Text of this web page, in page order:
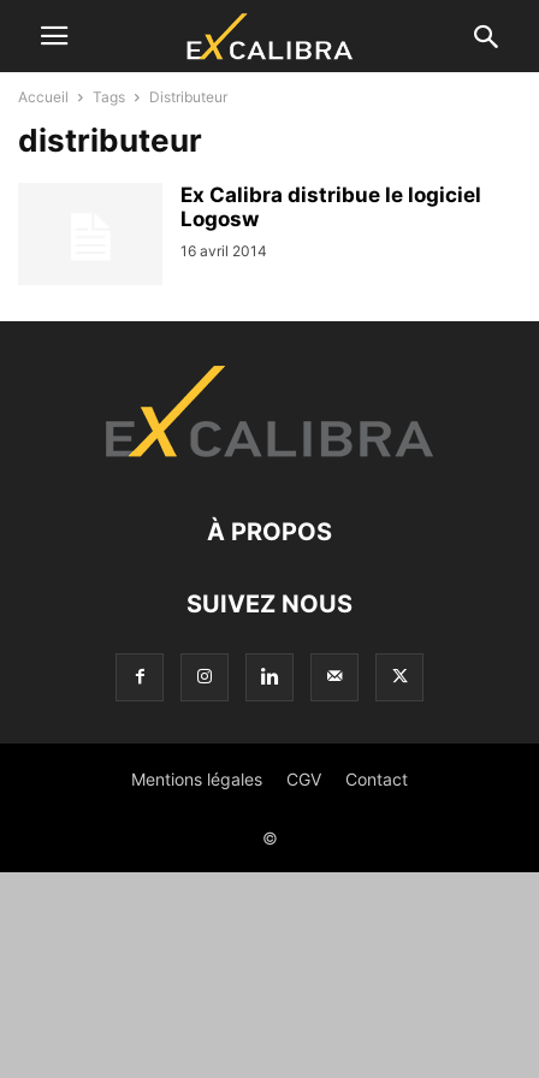
Accueil Tags Distributeur
distributeur
Ex Calibra distribue le logiciel
Logosw
16 avril 2014
À PROPOS
SUIVEZ NOUS
Mentions légales CGV Contact
©